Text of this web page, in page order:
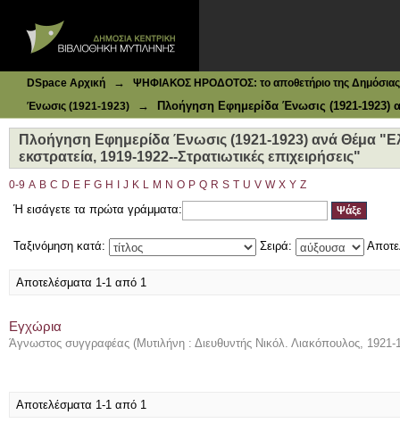
επιχειρήσεις"
DSpace Αρχική →
ΨΗΦΙΑΚΟΣ ΗΡΟΔΟΤΟΣ: το αποθετήριο της Δημόσιας
Ένωσις (1921-1923)
→ Πλοήγηση Εφημερίδα Ένωσις (1921-1923)
Πλοήγηση Εφημερίδα Ένωσις (1921-1923) ανά Θέμα
εκστρατεία, 1919-1922--Στρατιωτικές επιχειρήσεις"
0-9 A B C D E F G H J K L M N O P Q R S T U V W X Y Z
Ή εισάγετε τα πρώτα γράμματα:
Ταξινόμηση κατά: Σειρά:
Αποτελέσματα 1-1 από 1
Εγχώρια
Άγνωστος συγγραφέας (Μυτιλήνη : Διευθυντής Νικόλ. Λιακόπουλος, 1921-
Αποτελέσματα 1-1 από 1